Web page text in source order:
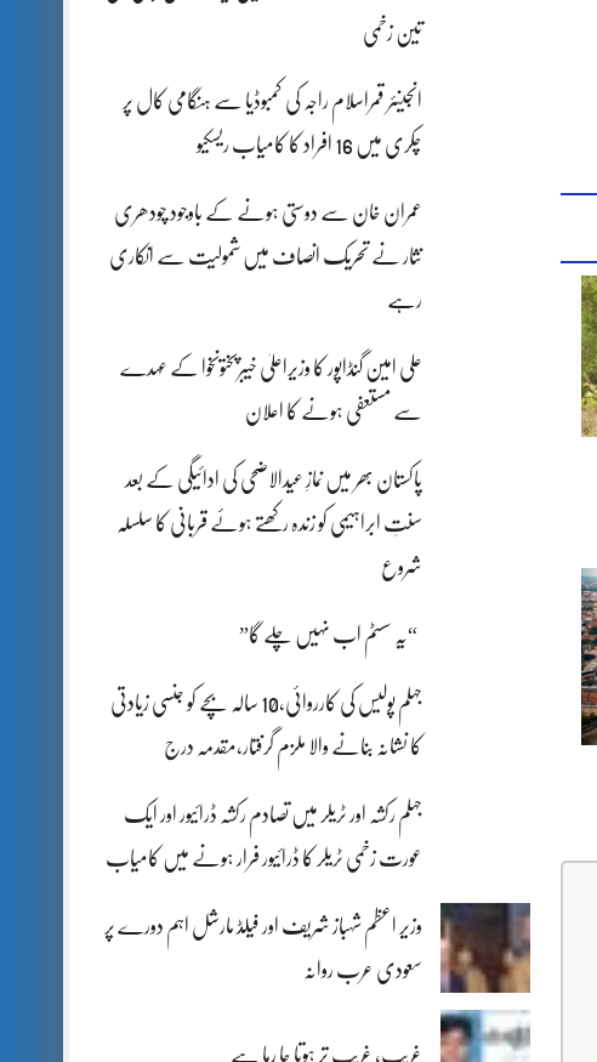
تین زخمی
انجینئر قمراسلام راجہ کی کمبوڈیا سے ہنگامی کال پر
چکری میں 16 افراد کا کامیاب ریسکیو
عمران خان سے دوستی ہونے کے باوجود چودھری
نثار نے تحریک انصاف میں شمولیت سے انکاری
رہے
علی امین گنڈاپور کا وزیراعلیٰ خیبرپختونخوا کے عہدے
سے مستعفی ہونے کا اعلان
پاکستان بھر میں نمازِ عیدالاضحی کی ادائیگی کے بعد
سنتِ ابراہیمی کو زندہ رکھتے ہوئے قربانی کا سلسلہ
شروع
“یہ سسٹم اب نہیں چلے گا”
جہلم پولیس کی کارروائی،10 سالہ بچے کو جنسی زیادتی
کا نشانہ بنانے والا ملزم گرفتار،مقدمہ درج
جہلم رکشہ اور ٹریلر میں تصادم رکشہ ڈرائیور اور ایک
عورت زخمی ٹریلر کا ڈرائیور فرار ہونے میں کامیاب
وزیر اعظم شہباز شریف اور فیلڈ مارشل اہم دورے پر
سعودی عرب روانہ
غریب، غریب تر ہوتا جا رہا ہے